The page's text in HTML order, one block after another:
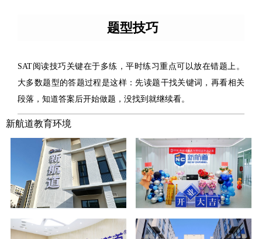
题型技巧
SAT阅读技巧关键在于多练，平时练习重点可以放在错题上。
大多数题型的答题过程是这样：先读题干找关键词，再看相关
段落，知道答案后开始做题，没找到就继续看。
新航道教育环境